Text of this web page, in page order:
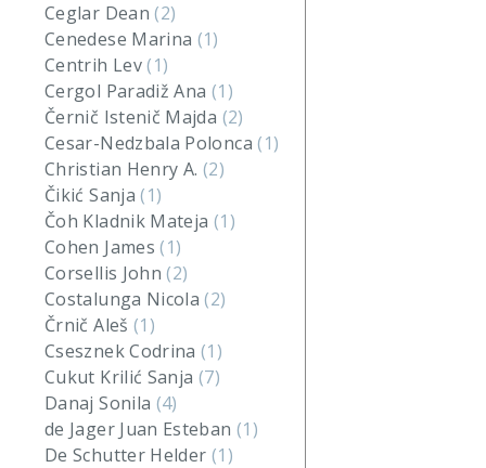
Ceglar Dean(2)
Cenedese Marina (1)
Centrih Lev(1)
Cergol Paradiž Ana (1)
Černič Istenič Majda (2)
Cesar-Nedzbala Polonca(1)
Christian Henry A. (2)
Čikić Sanja(1)
Čoh Kladnik Mateja (1)
Cohen James(1)
Corsellis John(2)
Costalunga Nicola(2)
Črnič Aleš (1)
Csesznek Codrina(1)
Cukut Krilić Sanja (7)
Danaj Sonila (4)
de Jager Juan Esteban (1)
De Schutter Helder (1)